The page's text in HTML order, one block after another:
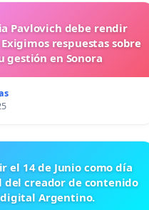
Pavlovich debe rendir
respuestas sobre
gestión en Sonora
el 14 de Junio como día
del creador de contenido
digital Argentino.